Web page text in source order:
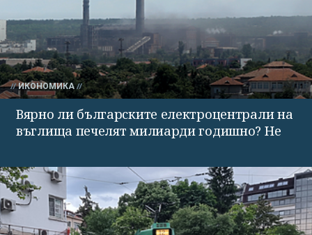
ИКОНОМИКА
Вярно ли българските електроцентрали на
въглища печелят милиарди годишно? Не